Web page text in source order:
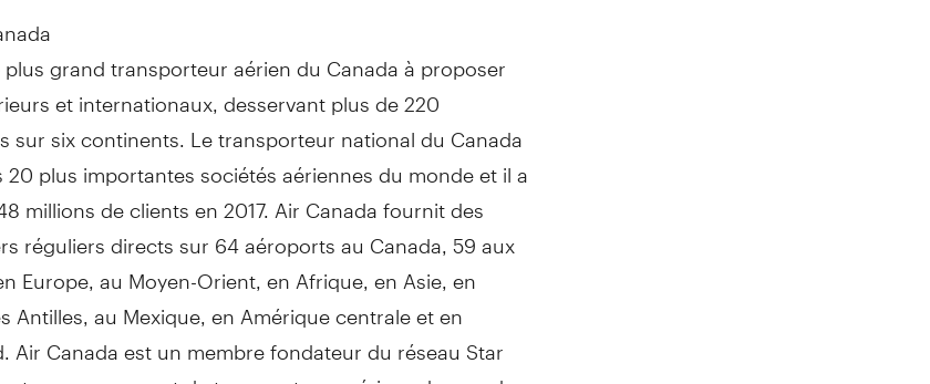
grand transporteur aérien du Canadaà proposer
et internationaux, desservant plus de 220
sur six continents. Le transporteur national du Canada
plus importantes sociétés aériennes du monde et il a
millions de clients en 2017. Air Canada fournit des
réguliers directs sur 64 aéroports au Canada , 59 aux
Europe , au Moyen-Orient, en Afrique, en Asie, en
Antilles, au Mexique, en Amérique centrale et en
Air Canada est un membre fondateur du réseau Star